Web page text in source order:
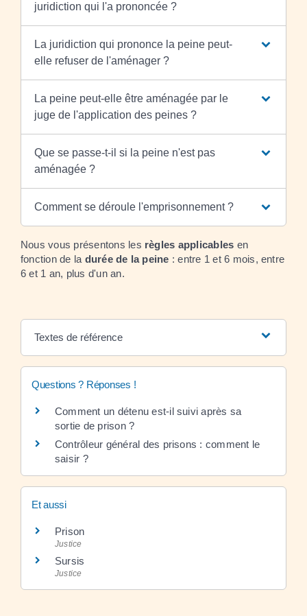
juridiction qui l'a prononcée ?
La juridiction qui prononce la peine peut-
elle refuser de l'aménager ?
La peine peut-elle être aménagée par le
juge de l'application des peines ?
Que se passe-t-il si la peine n'est pas
aménagée ?
Comment se déroule l'emprisonnement ?
Nous vous présentons les règles applicables en
fonction de la durée de la peine : entre 1 et 6 mois, entre
6 et 1 an, plus d'un an.
Textes de référence
Questions ? Réponses !
Comment un détenu est-il suivi après sa
sortie de prison ?
Contrôleur général des prisons : comment le
saisir ?
Et aussi
Prison
Justice
Sursis
Justice